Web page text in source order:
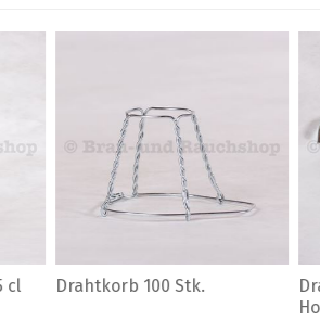
Holzzapfen 29x19 / 1 Stk. zu